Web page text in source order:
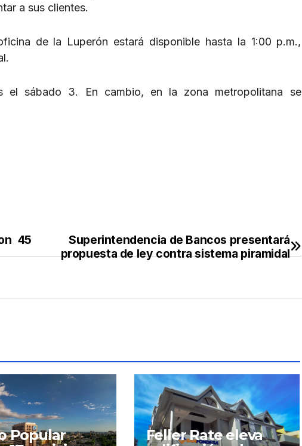
a sus clientes.
de la Luperón estará disponible hasta la 1:00 p.m.,
el sábado 3. En cambio, en la zona metropolitana se
Superintendencia de Bancos presentará
propuesta de ley contra sistema piramidal
45
Popular
Feller Rate eleva